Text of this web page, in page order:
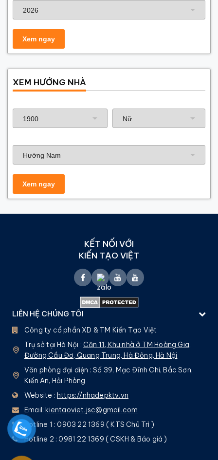
XEM HƯỚNG NHÀ
KẾT NỐI VỚI
KIẾN TẠO VIỆT
LIÊN HỆ CHÚNG TÔI
Công ty cổ phần XD & TM Kiến Tạo Việt
Trụ sở tại Hà Nội : Căn 11, Khu nhà ở TM Hoàng Gia,
Đường Cầu Đơ, Quang Trung, Hà Đông, Hà Nội
Văn phòng đại diện : Số 39, Mạc Đĩnh Chi, Bắc Sơn,
Kiến An, Hải Phòng
Website : https://nhadepktv.vn
Email:kientaoviet.jsc@gmail.com
Hotline 1 : 0903 22 1369 ( KTS Chủ Trì )
Hotline 2 : 0981 22 1369 ( CSKH & Báo giá )